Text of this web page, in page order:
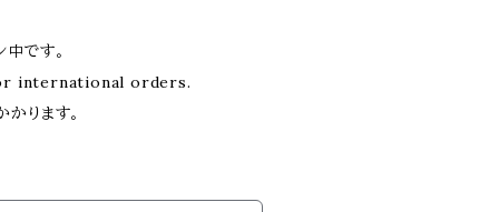
です。
international orders.
ります。